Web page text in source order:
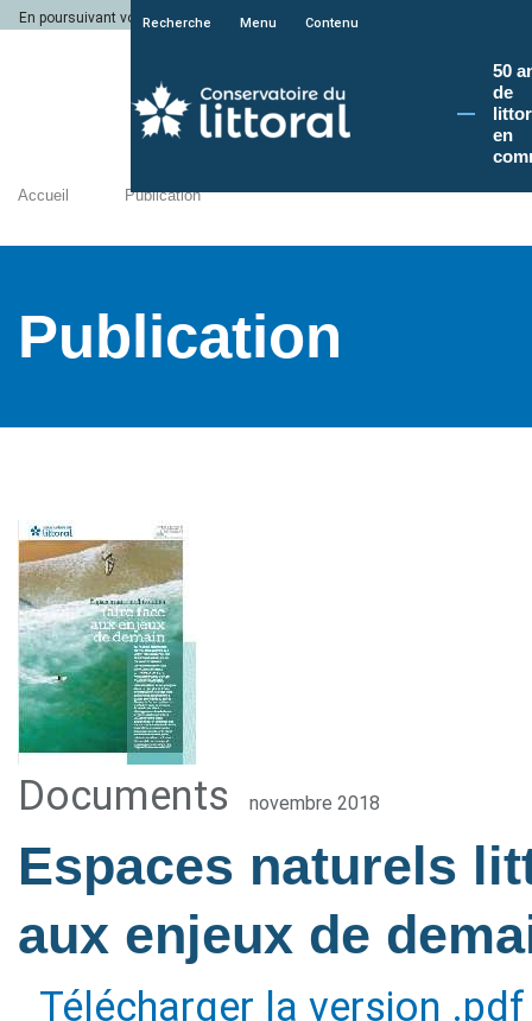
En poursuivant votre navigation sur le site du Conservatoire du littoral, vous
Recherche Menu Contenu
50
de
en
Accueil Publication
Publication
Documents novembre 2018
Espaces naturels
aux enjeux de
Télécharger la version .pdf